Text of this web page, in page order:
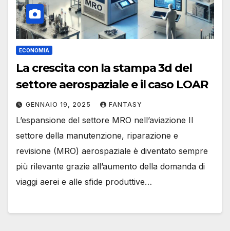
ECONOMIA
La crescita con la stampa 3d del
settore aerospaziale e il caso LOAR
GENNAIO 19, 2025 FANTASY
L’espansione del settore MRO nell’aviazione Il
settore della manutenzione, riparazione e
revisione (MRO) aerospaziale è diventato sempre
più rilevante grazie all’aumento della domanda di
viaggi aerei e alle sfide produttive…